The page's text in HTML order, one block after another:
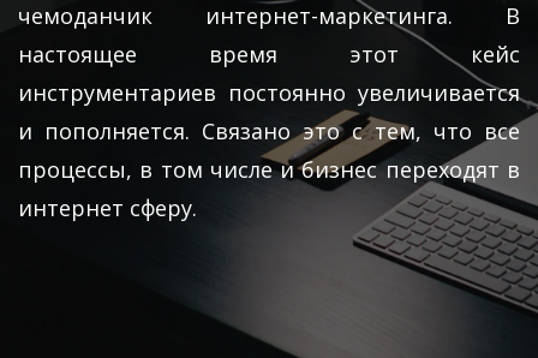
чемоданчик интернет-маркетинга. В
настоящее время этот кейс
инструментариев постоянно увеличивается
и пополняется. Связано это с тем, что все
процессы, в том числе и бизнес переходят в
интернет сферу.